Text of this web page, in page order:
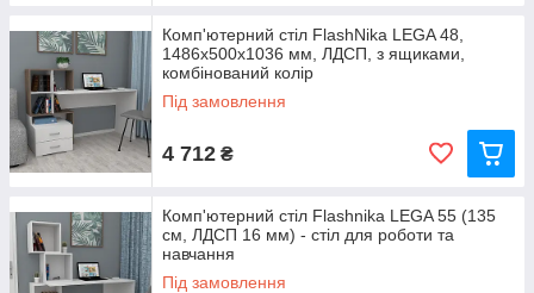
Комп'ютерний стіл FlashNika LEGA 48,
1486x500x1036 мм, ЛДСП, з ящиками,
комбінований колір
Під замовлення
4 712 ₴
Комп'ютерний стіл Flashnika LEGA 55 (135
см, ЛДСП 16 мм) - стіл для роботи та
навчання
Під замовлення